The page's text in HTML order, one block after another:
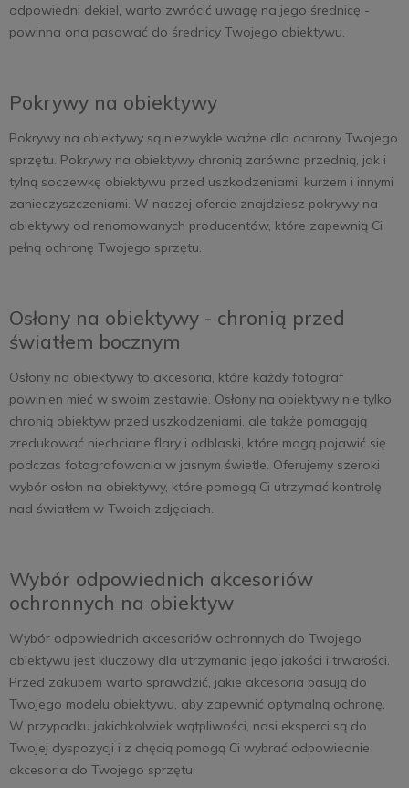
odpowiedni dekiel, warto zwrócić uwagę na jego średnicę -
powinna ona pasować do średnicy Twojego obiektywu.
Pokrywy na obiektywy
Pokrywy na obiektywy są niezwykle ważne dla ochrony Twojego
sprzętu. Pokrywy na obiektywy chronią zarówno przednią, jak i
tylną soczewkę obiektywu przed uszkodzeniami, kurzem i innymi
zanieczyszczeniami. W naszej ofercie znajdziesz pokrywy na
obiektywy od renomowanych producentów, które zapewnią Ci
pełną ochronę Twojego sprzętu.
Osłony na obiektywy - chronią przed
światłem bocznym
Osłony na obiektywy to akcesoria, które każdy fotograf
powinien mieć w swoim zestawie. Osłony na obiektywy nie tylko
chronią obiektyw przed uszkodzeniami, ale także pomagają
zredukować niechciane flary i odblaski, które mogą pojawić się
podczas fotografowania w jasnym świetle. Oferujemy szeroki
wybór osłon na obiektywy, które pomogą Ci utrzymać kontrolę
nad światłem w Twoich zdjęciach.
Wybór odpowiednich akcesoriów
ochronnych na obiektyw
Wybór odpowiednich akcesoriów ochronnych do Twojego
obiektywu jest kluczowy dla utrzymania jego jakości i trwałości.
Przed zakupem warto sprawdzić, jakie akcesoria pasują do
Twojego modelu obiektywu, aby zapewnić optymalną ochronę.
W przypadku jakichkolwiek wątpliwości, nasi eksperci są do
Twojej dyspozycji i z chęcią pomogą Ci wybrać odpowiednie
akcesoria do Twojego sprzętu.